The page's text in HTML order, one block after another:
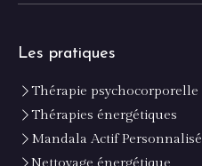
Les pratiques
Thérapie psychocorporelle
Thérapies énergétiques
Mandala Actif Personnalisé